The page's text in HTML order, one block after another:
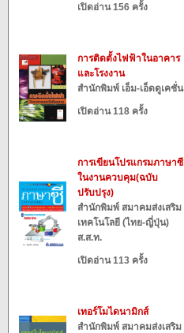
เปิดอ่าน 156 ครั้ง
การติดตั้งไฟฟ้าในอาคาร
และโรงงาน
สำนักพิมพ์ เอ็ม-เอ็ดดูเคชั่น
เปิดอ่าน 118 ครั้ง
การเขียนโปรแกรมภาษาซี
ในงานควบคุม(ฉบับ
ปรับปรุง)
สำนักพิมพ์ สมาคมส่งเสริม
เทคโนโลยี (ไทย-ญี่ปุ่น)
ส.ส.ท.
เปิดอ่าน 113 ครั้ง
เทอร์โมไดนามิกส์
สำนักพิมพ์ สมาคมส่งเสริม